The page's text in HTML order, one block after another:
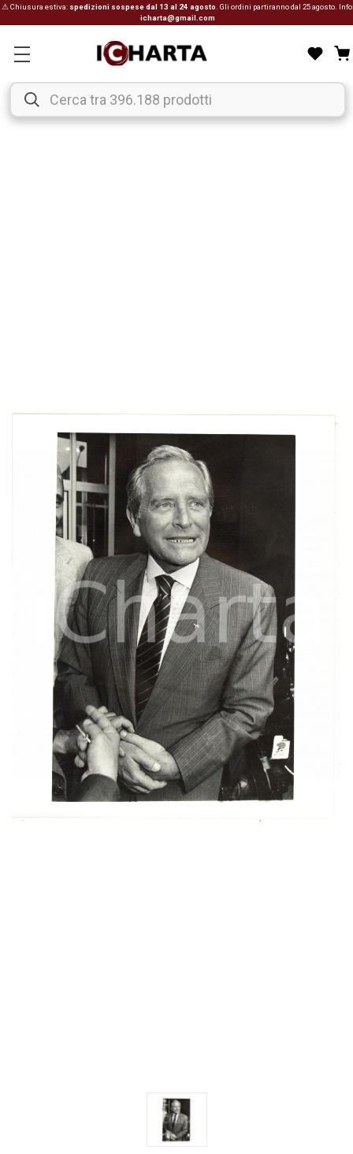
⚠ Chiusura estiva: spedizioni sospese dal 13 al 24 agosto . Gli ordini partiranno dal 25 agosto. Info:
icharta@gmail.com